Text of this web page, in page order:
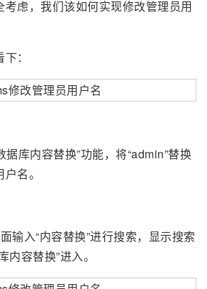
考虑，我们该如何实现修改管理员用
：
库内容替换”功能，将“admin”替换
名。
输入“内容替换”进行搜索，显示搜索
内容替换”进入。